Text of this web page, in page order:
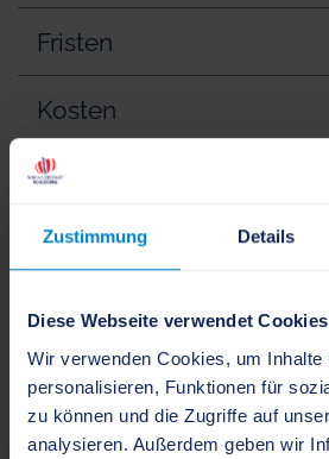
Zustimmung Details
Diese Webseite verwendet Cookies
Wir verwenden Cookies, um Inhalte
personalisieren, Funktionen für
zu können und die Zugriffe auf
analysieren. Außerdem geben wir
Fristen
Kosten
Rechtsgrundlage
Weitere Informationen
verwandte Vorgänge
Ansprechpartner